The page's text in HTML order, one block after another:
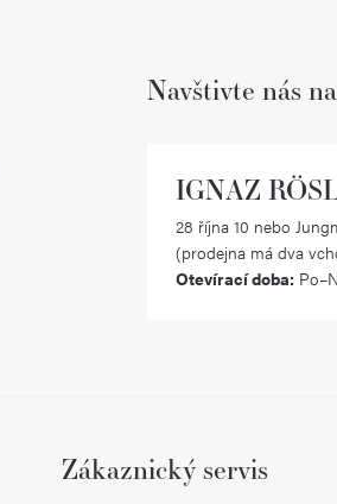
Navštivte nás
IGNAZ
28 října 10 nebo
(prodejna má dva
Otevírací doba:
Zákaznický servis